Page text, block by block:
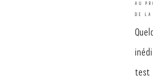
AU
DE LA
test